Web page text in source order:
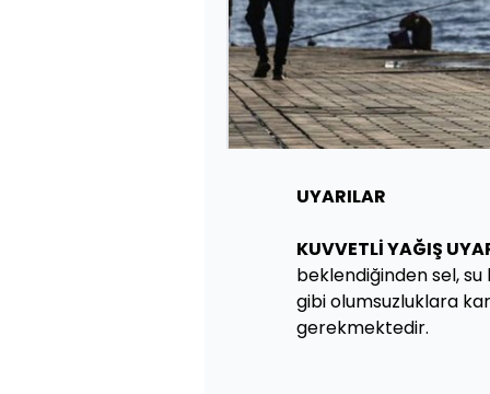
UYARILAR
KUVVETLİ YAĞIŞ
beklendiğinden sel, su
gibi olumsuzluklara
gerekmektedir.